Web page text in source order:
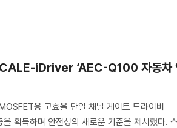
iDriver ‘AEC-Q100 자동차
용 고효율 단일 채널 게이트 드라이버
획득하며 안전성의 새로운 기준을 제시했다. 스